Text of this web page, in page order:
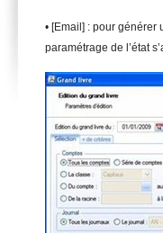
• [Email] : pour générer
paramétrage de l’état